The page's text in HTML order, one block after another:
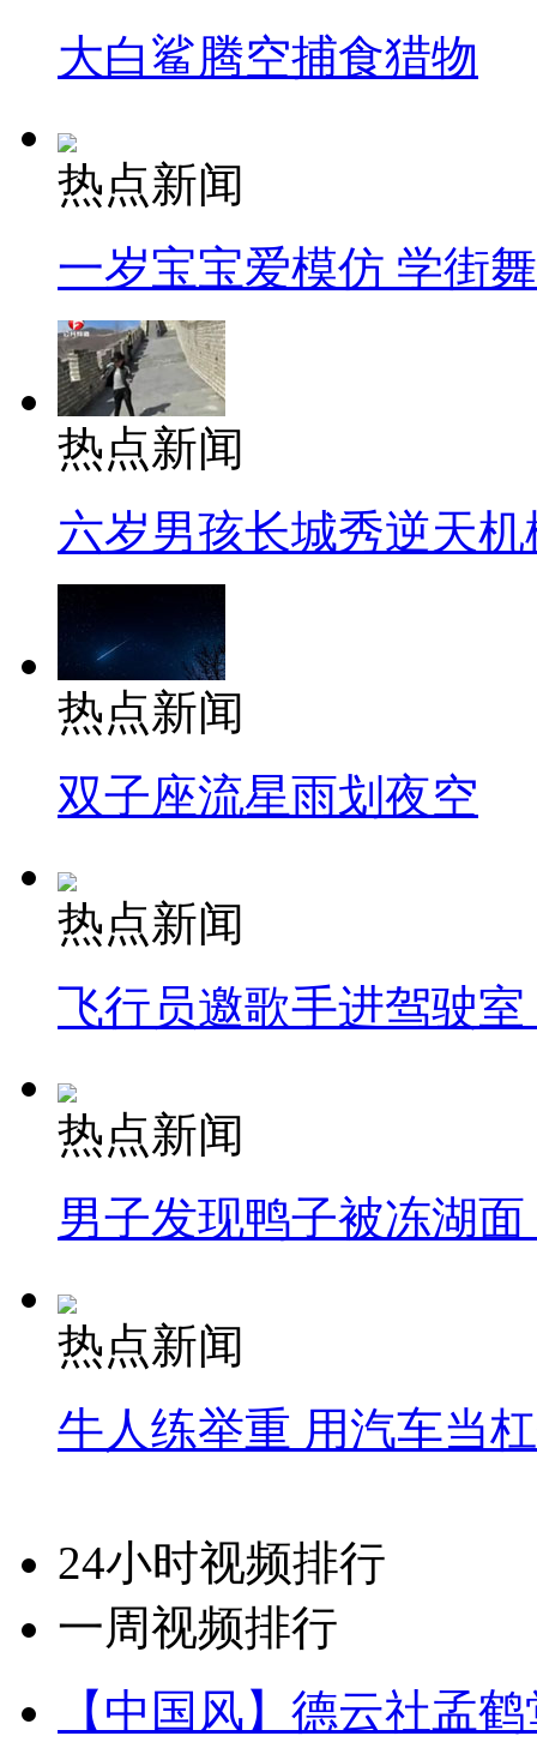
大白鲨腾空捕食猎物
热点新闻
一岁宝宝爱模仿 学街
热点新闻
六岁男孩长城秀逆天机
热点新闻
双子座流星雨划夜空
热点新闻
飞行员邀歌手进驾驶
热点新闻
男子发现鸭子被冻湖
热点新闻
牛人练举重 用汽车当
24小时视频排行
一周视频排行
【中国风】德云社孟